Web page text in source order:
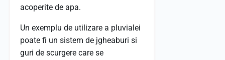
acoperite de apa.
Un exemplu de utilizare a pluvialei
poate fi un sistem de jgheaburi si
guri de scurgere care se